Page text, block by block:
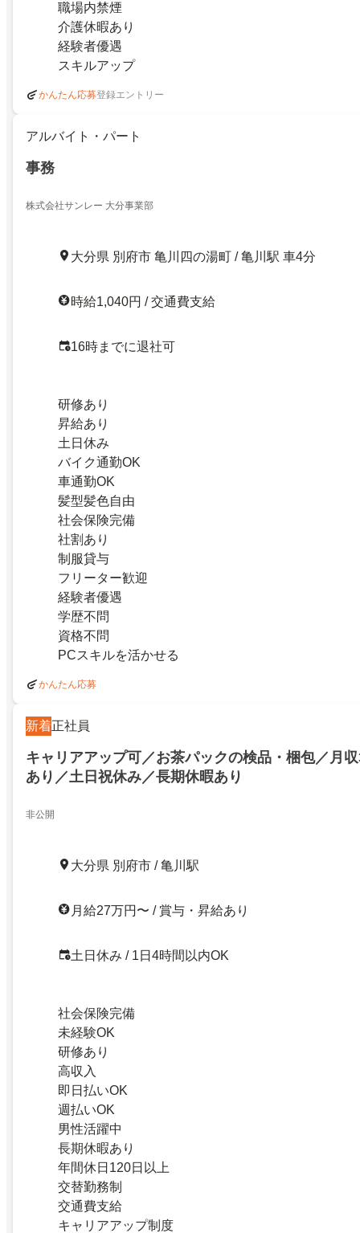
職場内禁煙
介護休暇あり
経験者優遇
スキルアップ
かんたん応募登録エントリー
アルバイト・パート
事務
株式会社サンレー 大分事業部
大分県 別府市 亀川四の湯町 / 亀川駅 車4分
時給1,040円 / 交通費支給
16時までに退社可
研修あり
昇給あり
土日休み
バイク通勤OK
車通勤OK
髪型髪色自由
社会保険完備
社割あり
制服貸与
フリーター歓迎
経験者優遇
学歴不問
資格不問
PCスキルを活かせる
かんたん応募
新着正社員
キャリアアップ可／お茶パックの検品・梱包／月
あり／土日祝休み／長期休暇あり
非公開
大分県 別府市 / 亀川駅
月給27万円〜 / 賞与・昇給あり
土日休み / 1日4時間以内OK
社会保険完備
未経験OK
研修あり
高収入
即日払いOK
週払いOK
男性活躍中
長期休暇あり
年間休日120日以上
交替勤務制
交通費支給
キャリアアップ制度